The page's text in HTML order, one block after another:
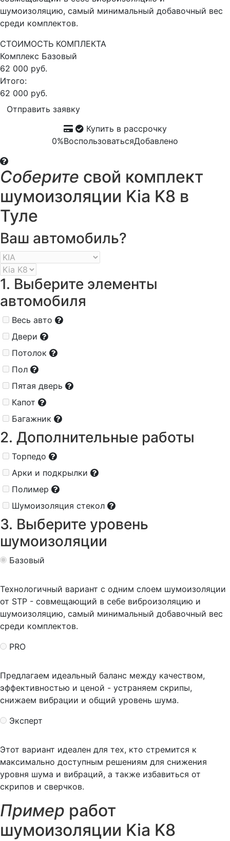
шумоизоляцию, самый минимальный добавочный вес
среди комплектов.
СТОИМОСТЬ КОМПЛЕКТА
Комплекс Базовый
62 000 руб.
Итого:
62 000 руб.
Отправить заявку
Купить в рассрочку
0%ВоспользоватьсяДобавлено
Соберите свой комплект
шумоизоляции Kia K8 в
Туле
Ваш автомобиль?
1. Выберите элементы
автомобиля
Весь авто
Двери
Потолок
Пол
Пятая дверь
Капот
Багажник
2. Дополнительные работы
Торпедо
Арки и подкрылки
Полимер
Шумоизоляция стекол
3. Выберите уровень
шумоизоляции
Базовый
Технологичный вариант с одним слоем шумоизоляции
от STP - совмещающий в себе виброизоляцию и
шумоизоляцию, самый минимальный добавочный вес
среди комплектов.
PRO
Предлагаем идеальный баланс между качеством,
эффективностью и ценой - устраняем скрипы,
снижаем вибрации и общий уровень шума.
Эксперт
Этот вариант идеален для тех, кто стремится к
максимально доступным решениям для снижения
уровня шума и вибраций, а также избавиться от
скрипов и сверчков.
Пример работ
шумоизоляции Kia K8